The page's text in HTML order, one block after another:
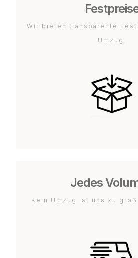
Wir bieten transparente
Umzug.
Jedes
Kein Umzug ist uns zu groß